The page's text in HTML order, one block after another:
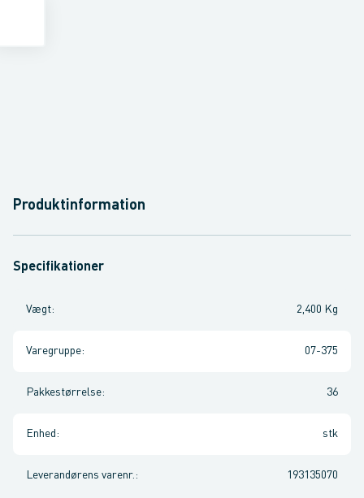
Produktinformation
Specifikationer
Vægt: 2,400 Kg
Varegruppe: 07-375
Pakkestørrelse: 36
Enhed : stk
Leverandørens varenr. : 193135070